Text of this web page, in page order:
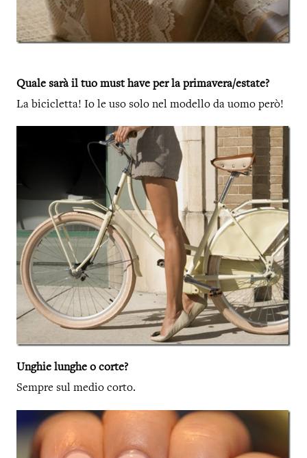
Quale sarà il tuo must have per la primavera/estate?
La bicicletta! Io le uso solo nel modello da uomo però!
Unghie lunghe o corte?
Sempre sul medio corto.